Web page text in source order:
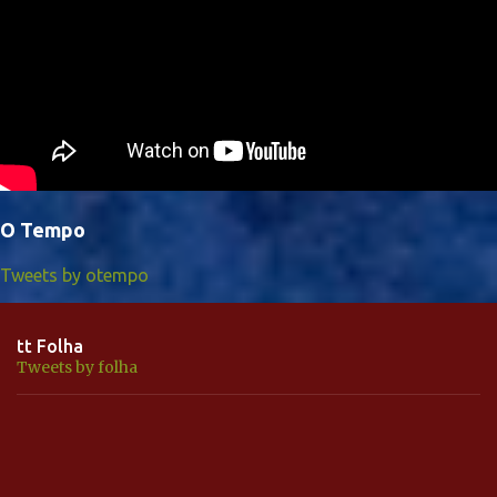
O Tempo
Tweets by otempo
tt Folha
Tweets by folha